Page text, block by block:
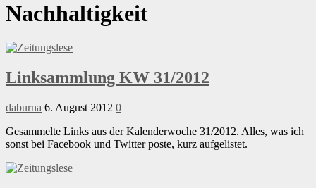
Nachhaltigkeit
Linksammlung KW 31/2012
daburna 6. August 2012 0
Gesammelte Links aus der Kalenderwoche 31/2012. Alles, was ich
sonst bei Facebook und Twitter poste, kurz aufgelistet.